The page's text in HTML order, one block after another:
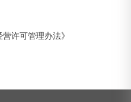
许可管理办法》